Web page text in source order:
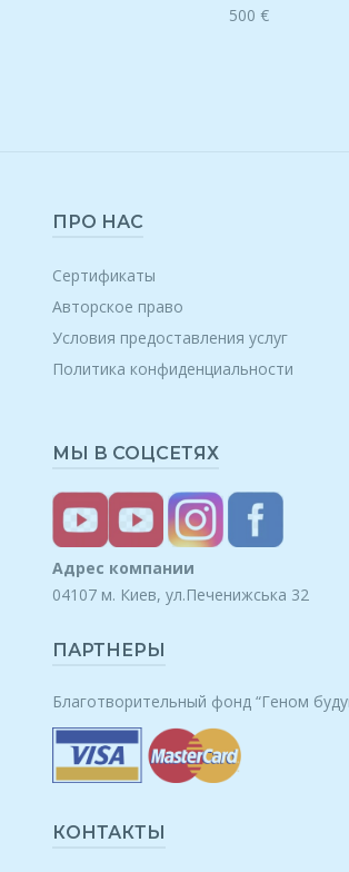
500 €
ПРО НАС
Сертификаты
Авторское право
Условия предоставления услуг
Политика конфиденциальности
МЫ В СОЦСЕТЯХ
Адрес компании
04107 м. Киев, ул.Печенижська 32
ПАРТНЕРЫ
Благотворительный фонд “Геном
КОНТАКТЫ